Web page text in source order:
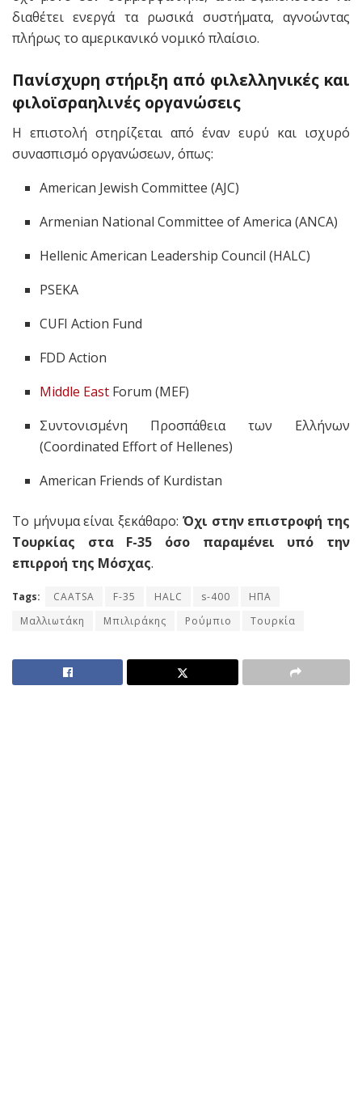
διαθέτει ενεργά τα ρωσικά συστήματα, αγνοώντας
πλήρως το αμερικανικό νομικό πλαίσιο.
Πανίσχυρη στήριξη από φιλελληνικές και
φιλοϊσραηλινές οργανώσεις
Η επιστολή στηρίζεται από έναν ευρύ και ισχυρό
συνασπισμό οργανώσεων, όπως:
American Jewish Committee (AJC)
Armenian National Committee of America (ANCA)
Hellenic American Leadership Council (HALC)
PSEKA
CUFI Action Fund
FDD Action
Middle East Forum (MEF)
Συντονισμένη Προσπάθεια των Ελλήνων
(Coordinated Effort of Hellenes)
American Friends of Kurdistan
Το μήνυμα είναι ξεκάθαρο: Όχι στην επιστροφή της
Τουρκίας στα F-35 όσο παραμένει υπό την
επιρροή της Μόσχας.
Tags: CAATSA F-35 HALC s-400
ΗΠΑ
Μαλλιωτάκη
Μπιλιράκης Ρούμπιο Τουρκία